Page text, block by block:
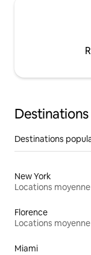
Destinations
New York
Florence
Miami